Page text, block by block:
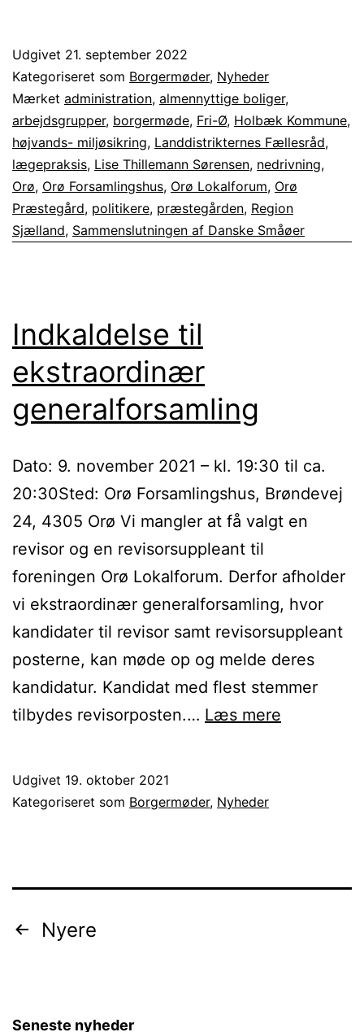
borgermøde
Udgivet 21. september 2022
Kategoriseret som Borgermøder, Nyheder
Mærket administration, almennyttige boliger,
arbejdsgrupper, borgermøde, Fri-Ø, Holbæk Kommune,
højvands- miljøsikring, Landdistrikternes Fællesråd,
lægepraksis, Lise Thillemann Sørensen, nedrivning,
Orø, Orø Forsamlingshus, Orø Lokalforum, Orø
Præstegård, politikere, præstegården, Region
Sjælland, Sammenslutningen af Danske Småøer
Indkaldelse til
ekstraordinær
generalforsamling
Dato: 9. november 2021 – kl. 19:30 til ca.
20:30Sted: Orø Forsamlingshus, Brøndevej
24, 4305 Orø Vi mangler at få valgt en
revisor og en revisorsuppleant til
foreningen Orø Lokalforum. Derfor afholder
vi ekstraordinær generalforsamling, hvor
kandidater til revisor samt revisorsuppleant
posterne, kan møde op og melde deres
kandidatur. Kandidat med flest stemmer
tilbydes revisorposten.… Læs mere
Udgivet 19. oktober 2021
Kategoriseret som Borgermøder, Nyheder
Indlægsinddeling
Nyere
Seneste nyheder